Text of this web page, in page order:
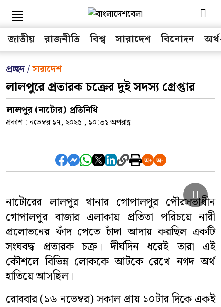
সকল মেনু
জাতীয়
রাজনীতি
অর্থ-বাণিজ্য
তথ্য-প্রযুক্তি
বিনোদন
সারাদেশ
জাতীয় রাজনীতি বিশ্ব সারাদেশ বিনোদন
প্রচ্ছদ /সারাদেশ
লালপুরে প্রতারক চক্রের দুই সদস্য গ্রেপ্তার
লালপুর (নাটোর) প্রতিনিধি
প্রকাশ : নভেম্বর ১৭, ২০২৫ , ১০:৩১ অপরাহ্ণ
নাটোরের লালপুর থানার গোপালপুর পৌরসভাধীন
গোপালপুর বাজার এলাকায় প্রতিতা পরিচয়ে নারী
প্রলোভনের ফাঁদ পেতে চাঁদা আদায় করছিল একটি
সংঘবদ্ধ প্রতারক চক্র। দীর্ঘদিন ধরেই তারা এই
কৌশলে বিভিন্ন লোককে আটকে রেখে নগদ অর্থ
হাতিয়ে আসছিল।
রোববার (১৬ নভেম্বর) সকাল প্রায় ১০টার দিকে একই